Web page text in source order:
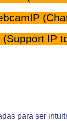
IP
para ser